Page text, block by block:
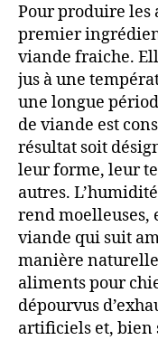
Pour produire les
premier
viande fraiche.
jus à une
une longue
de viande est
résultat soit
leur forme, leur
autres.
rend moelleuses,
viande qui suit
manière
aliments pour
dépourvus
artificiels et, bien